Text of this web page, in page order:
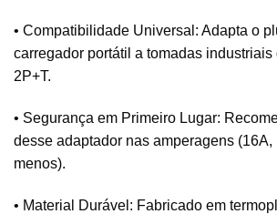
• Compatibilidade Universal: Adapta o
carregador portátil a tomadas industriais
2P+T.
• Segurança em Primeiro Lugar:
desse adaptador nas amperagens
menos).
• Material Durável: Fabricado em